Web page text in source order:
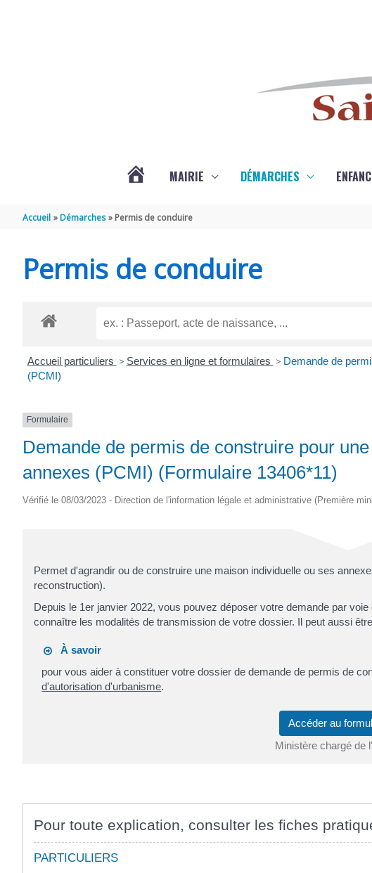
ROGATIEN
MAIRIE DÉMARCHES
Accueil Démarches Permis de conduire
Permis de conduire
Accueil particuliers > Services en ligne et formulaires > Demande de
(PCMI)
Formulaire
Demande de permis de construire pour
annexes (PCMI) (Formulaire 13406*11)
Vérifié le 08/03/2023 - Direction de l'information légale et administrative (Première
Permet d'agrandir ou de construire une maison individuelle ou ses
reconstruction).
Depuis le 1er janvier 2022, vous pouvez déposer votre demande par
connaître les modalités de transmission de votre dossier. Il peut aussi
À savoir
pour vous aider à constituer votre dossier de demande de permis de
d'autorisation d'urbanisme.
Accéder au
Ministère chargé de
Pour toute explication, consulter les fiches
PARTICULIERS